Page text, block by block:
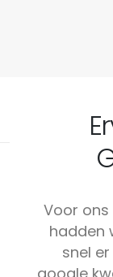
Voor ons
hadden
snel